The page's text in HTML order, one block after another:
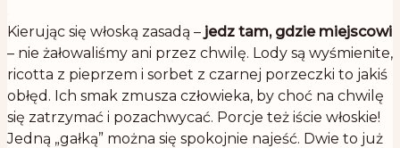
.
Kierując się włoską zasadą – jedz tam, gdzie miejscowi
– nie żałowaliśmy ani przez chwilę. Lody są wyśmienite,
ricotta z pieprzem i sorbet z czarnej porzeczki to jakiś
obłęd. Ich smak zmusza człowieka, by choć na chwilę
się zatrzymać i pozachwycać. Porcje też iście włoskie!
Jedną „gałką” można się spokojnie najeść. Dwie to już